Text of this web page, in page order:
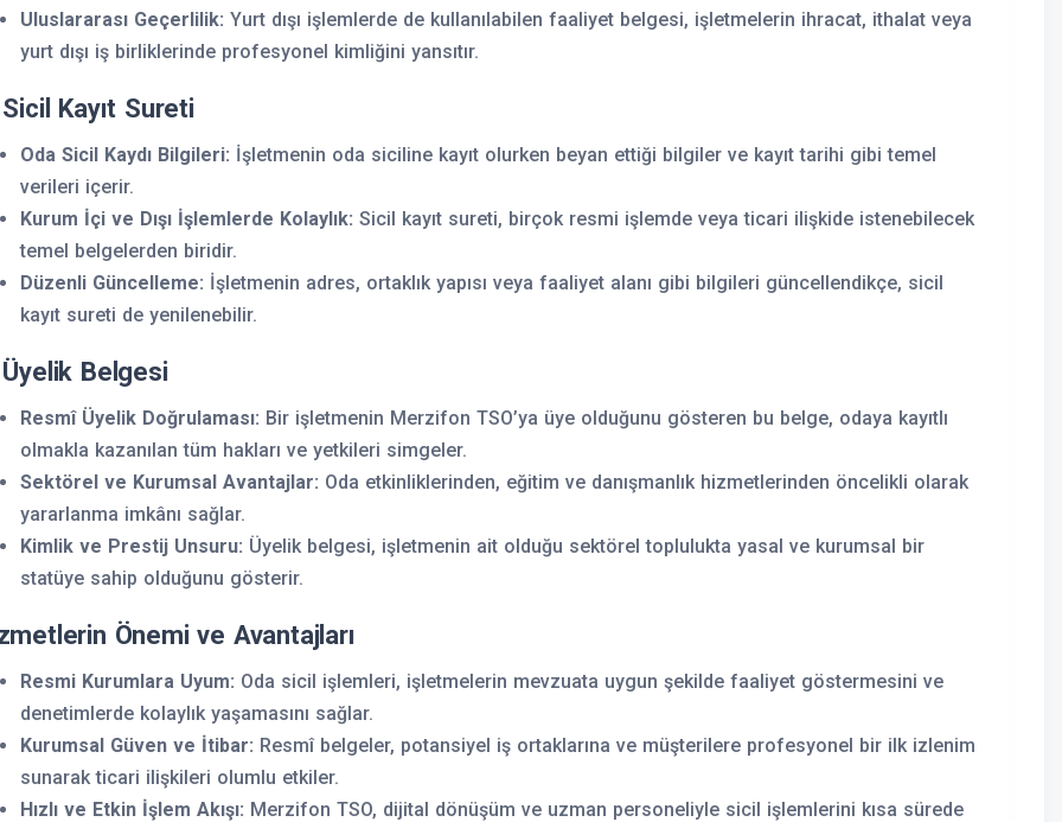
Uluslararası Geçerlilik: Yurt dışı işlemlerde de kullanılabilen faaliyet belgesi, işletmelerin ihracat, ithalat veya
yurt dışı iş birliklerinde profesyonel kimliğini yansıtır.
Kayıt Sureti
Oda Sicil Kaydı Bilgileri: İşletmenin oda siciline kayıt olurken beyan ettiği bilgiler ve kayıt tarihi gibi temel
verileri içerir.
Kurum İçi ve Dışı İşlemlerde Kolaylık: Sicil kayıt sureti, birçok resmi işlemde veya ticari ilişkide istenebilecek
temel belgelerden biridir.
Düzenli Güncelleme: İşletmenin adres, ortaklık yapısı veya faaliyet alanı gibi bilgileri güncellendikçe, sicil
kayıt sureti de yenilenebilir.
Belgesi
Resmî Üyelik Doğrulaması: Bir işletmenin Merzifon TSO’ya üye olduğunu gösteren bu belge, odaya kayıtlı
olmakla kazanılan tüm hakları ve yetkileri simgeler.
Sektörel ve Kurumsal Avantajlar: Oda etkinliklerinden, eğitim ve danışmanlık hizmetlerinden öncelikli olarak
yararlanma imkânı sağlar.
Kimlik ve Prestij Unsuru: Üyelik belgesi, işletmenin ait olduğu sektörel toplulukta yasal ve kurumsal bir
statüye sahip olduğunu gösterir.
Önemi ve Avantajları
Resmi Kurumlara Uyum: Oda sicil işlemleri, işletmelerin mevzuata uygun şekilde faaliyet göstermesini ve
denetimlerde kolaylık yaşamasını sağlar.
Kurumsal Güven ve İtibar: Resmî belgeler, potansiyel iş ortaklarına ve müşterilere profesyonel bir ilk izlenim
sunarak ticari ilişkileri olumlu etkiler.
Hızlı ve Etkin İşlem Akışı: Merzifon TSO, dijital dönüşüm ve uzman personeliyle sicil işlemlerini kısa sürede